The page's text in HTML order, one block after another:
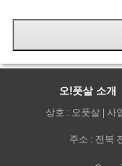
오!풋살 소개
상호 : 오풋살 | 사
주소 : 전북